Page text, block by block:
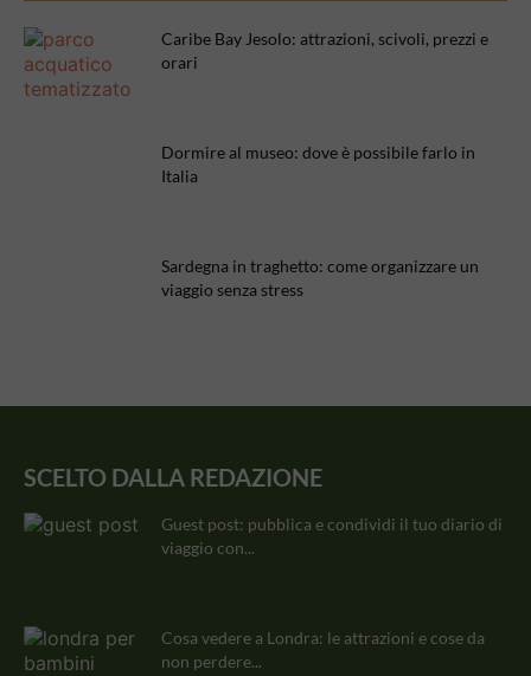
Caribe Bay Jesolo: attrazioni, scivoli, prezzi e
orari
Dormire al museo: dove è possibile farlo in
Italia
Sardegna in traghetto: come organizzare un
viaggio senza stress
SCELTO DALLA REDAZIONE
Guest post: pubblica e condividi il tuo diario di
viaggio con...
Cosa vedere a Londra: le attrazioni e cose da
non perdere...